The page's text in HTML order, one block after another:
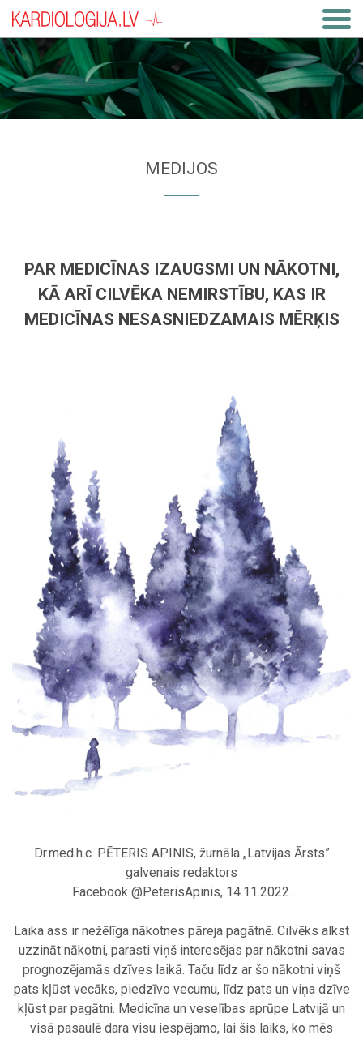
MEDIJOS
PAR MEDICĪNAS IZAUGSMI UN NĀKOTNI,
KĀ ARĪ CILVĒKA NEMIRSTĪBU, KAS IR
MEDICĪNAS NESASNIEDZAMAIS MĒRĶIS
Dr.med.h.c. PĒTERIS APINIS, žurnāla „Latvijas Ārsts”
galvenais redaktors
Facebook @PeterisApinis, 14.11.2022.
Laika ass ir nežēlīga nākotnes pāreja pagātnē. Cilvēks alkst
uzzināt nākotni, parasti viņš interesējas par nākotni savas
prognozējamās dzīves laikā. Taču līdz ar šo nākotni viņš
pats kļūst vecāks, piedzīvo vecumu, līdz pats un viņa dzīve
kļūst par pagātni. Medicīna un veselības aprūpe Latvijā un
visā pasaulē dara visu iespējamo, lai šis laiks, ko mēs